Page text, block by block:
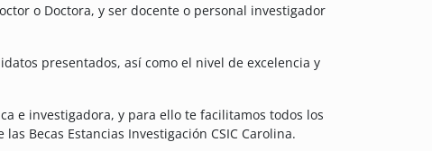
o Doctora, y ser docente o personal investigador
presentados, así como el nivel de excelencia y
e investigadora, y para ello te facilitamos todos los
Becas Estancias Investigación CSIC Carolina.